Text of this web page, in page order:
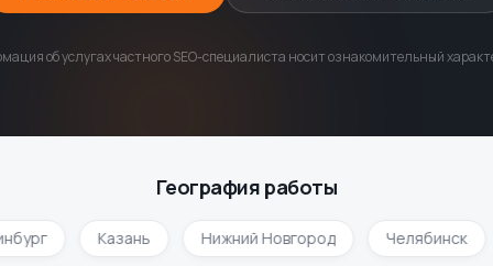
об услугах частного SEO-специалиста носит ознакомительный
География работы
Казань Нижний Новгород Челябинск